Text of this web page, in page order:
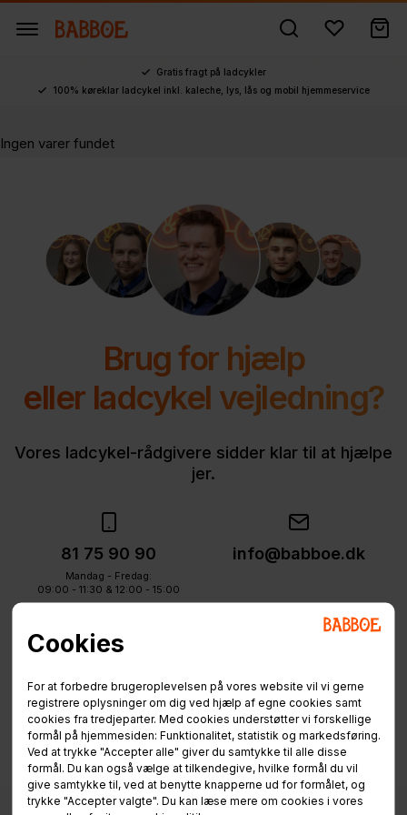
Cookies
For at forbedre brugeroplevelsen på vores website vil vi gerne
registrere oplysninger om dig ved hjælp af egne cookies samt
cookies fra tredjeparter. Med cookies understøtter vi forskellige
formål på hjemmesiden: Funktionalitet, statistik og markedsføring.
Ved at trykke "Accepter alle" giver du samtykke til alle disse
formål. Du kan også vælge at tilkendegive, hvilke formål du vil
give samtykke til, ved at benytte knapperne ud for formålet, og
trykke "Accepter valgte". Du kan læse mere om cookies i vores
Gratis fragt på ladcykler
100% køreklar ladcykel inkl. kaleche, lys, lås og mobil hjemmeservice
Ingen varer fundet
Brug for hjælp
eller ladcykel vejledning?
Vores ladcykel-rådgivere sidder klar til at hjælpe
jer.
81 75 90 90
Mandag - Fredag:
09:00 - 11:30 & 12:00 - 15:00
info@babboe.dk